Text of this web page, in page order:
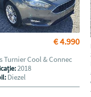
€ 4.990
Turnier Cool & Connec
2018
Diezel